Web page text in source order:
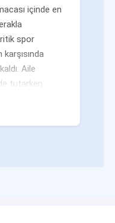
içinde en
spor
Aile
tutarken
bile